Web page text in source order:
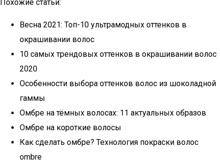
Похожие статьи:
Весна 2021: Топ-10 ультрамодных оттенков в
окрашивании волос
10 самых трендовых оттенков в окрашивании волос
2020
Особенности выбора оттенков волос из шоколадной
гаммы
Омбре на тёмных волосах: 11 актуальных образов
Омбре на короткие волосы
Как сделать омбре? Технология покраски волос
ombre